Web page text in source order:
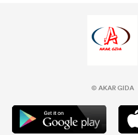
© AKAR GIDA